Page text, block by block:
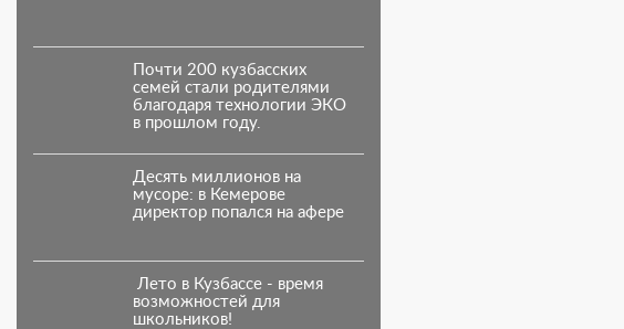
Почти 200 кузбасских
семей стали родителями
благодаря технологии ЭКО
в прошлом году.
Десять миллионов на
мусоре: в Кемерове
директор попался на афере
️ Лето в Кузбассе - время
возможностей для
школьников!